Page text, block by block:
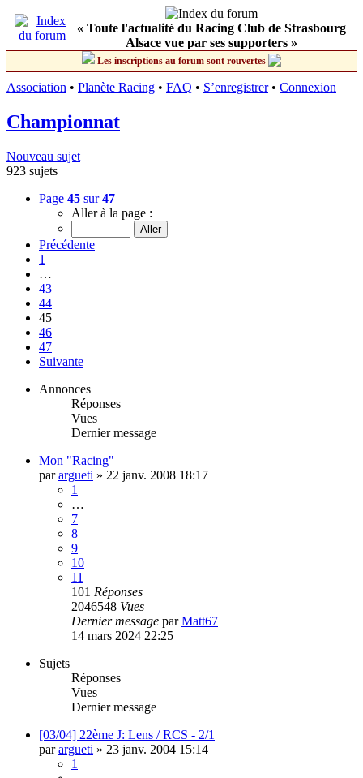
« Toute l'actualité du Racing Club de Strasbourg
Alsace vue par ses supporters »
Les inscriptions au forum sont rouvertes
Association • Planète Racing • FAQ • S’enregistrer• Connexion
Championnat
Nouveau sujet
923 sujets
Page 45 sur47
Aller à la page :
Précédente
1
…
43
44
45
46
47
Suivante
Annonces
Réponses
Vues
Dernier message
Mon "Racing"
parargueti » 22 janv. 2008 18:17
1
…
7
8
9
10
11
101 Réponses
2046548 Vues
Dernier message parMatt67
14 mars 2024 22:25
Sujets
Réponses
Vues
Dernier message
[03/04] 22ème J: Lens / RCS - 2/1
parargueti » 23 janv. 2004 15:14
1